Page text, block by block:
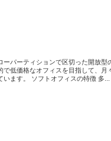
パーティションで区切った開放型
で低価格なオフィスを目指して、月
ます。 ソフトオフィスの特徴 多...